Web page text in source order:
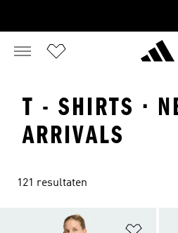
T - SHIRTS ·
ARRIVALS
121 resultaten
Op